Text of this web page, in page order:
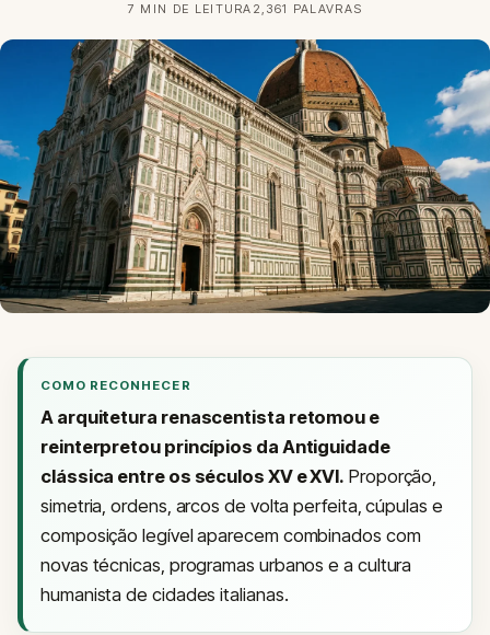
7 MIN DE LEITURA 2,361 PALAVRAS
COMO RECONHECER
A arquitetura renascentista retomou e
reinterpretou princípios da Antiguidade
clássica entre os séculos XV e XVI. Proporção,
simetria, ordens, arcos de volta perfeita, cúpulas e
composição legível aparecem combinados com
novas técnicas, programas urbanos e a cultura
humanista de cidades italianas.